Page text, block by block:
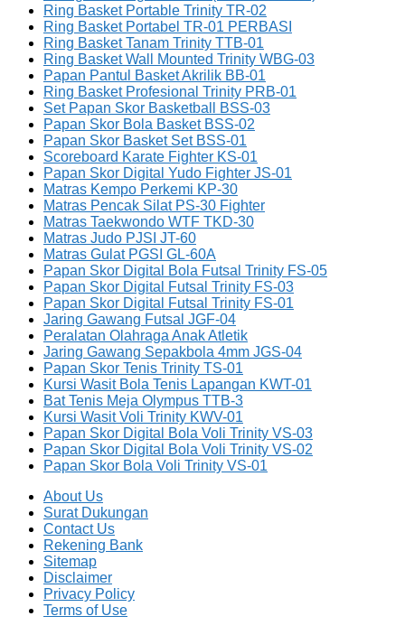
Ring Basket Portable Trinity TR-02
Ring Basket Portabel TR-01 PERBASI
Ring Basket Tanam Trinity TTB-01
Ring Basket Wall Mounted Trinity WBG-03
Papan Pantul Basket Akrilik BB-01
Ring Basket Profesional Trinity PRB-01
Set Papan Skor Basketball BSS-03
Papan Skor Bola Basket BSS-02
Papan Skor Basket Set BSS-01
Scoreboard Karate Fighter KS-01
Papan Skor Digital Yudo Fighter JS-01
Matras Kempo Perkemi KP-30
Matras Pencak Silat PS-30 Fighter
Matras Taekwondo WTF TKD-30
Matras Judo PJSI JT-60
Matras Gulat PGSI GL-60A
Papan Skor Digital Bola Futsal Trinity FS-05
Papan Skor Digital Futsal Trinity FS-03
Papan Skor Digital Futsal Trinity FS-01
Jaring Gawang Futsal JGF-04
Peralatan Olahraga Anak Atletik
Jaring Gawang Sepakbola 4mm JGS-04
Papan Skor Tenis Trinity TS-01
Kursi Wasit Bola Tenis Lapangan KWT-01
Bat Tenis Meja Olympus TTB-3
Kursi Wasit Voli Trinity KWV-01
Papan Skor Digital Bola Voli Trinity VS-03
Papan Skor Digital Bola Voli Trinity VS-02
Papan Skor Bola Voli Trinity VS-01
About Us
Surat Dukungan
Contact Us
Rekening Bank
Sitemap
Disclaimer
Privacy Policy
Terms of Use